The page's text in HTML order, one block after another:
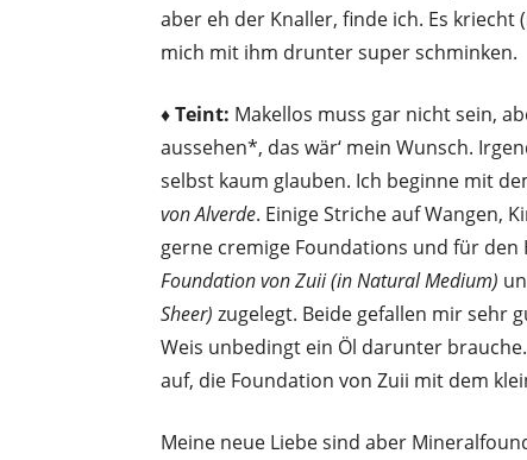
aber eh der Knaller, finde ich. Es
mich mit ihm drunter super schminken.
♦ Teint: Makellos muss gar nicht sein,
aussehen*, das wär‘ mein Wunsch.
selbst kaum glauben. Ich beginne mit
von Alverde. Einige Striche auf Wangen,
gerne cremige Foundations und für
Foundation von Zuii (in Natural Medium)
Sheer) zugelegt. Beide gefallen mir sehr
Weis unbedingt ein Öl darunter
auf, die Foundation von Zuii mit dem
Meine neue Liebe sind aber